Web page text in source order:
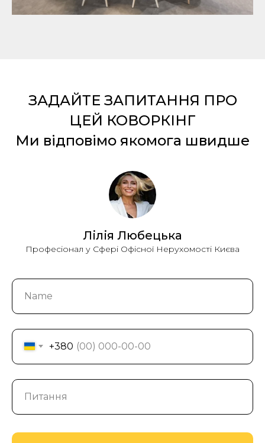
ЗАДАЙТЕ ЗАПИТАННЯ ПРО
ЦЕЙ КОВОРКІНГ
Ми відповімо якомога швидше
Лілія Любецька
Професіонал у Сфері Офісної Нерухомості Києва
+380